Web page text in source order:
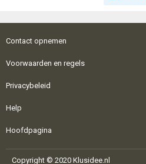
Contact opnemen
Voorwaarden en regels
Privacybeleid
Help
Hoofdpagina
Copyright © 2020 Klusidee.nl